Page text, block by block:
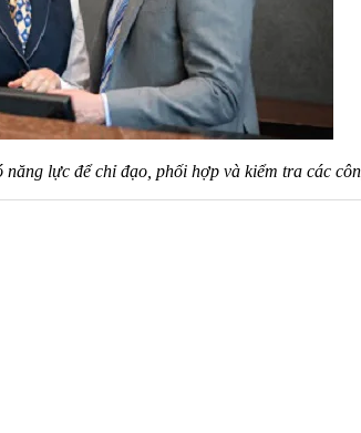
lực để chỉ đạo, phối hợp và kiểm tra các